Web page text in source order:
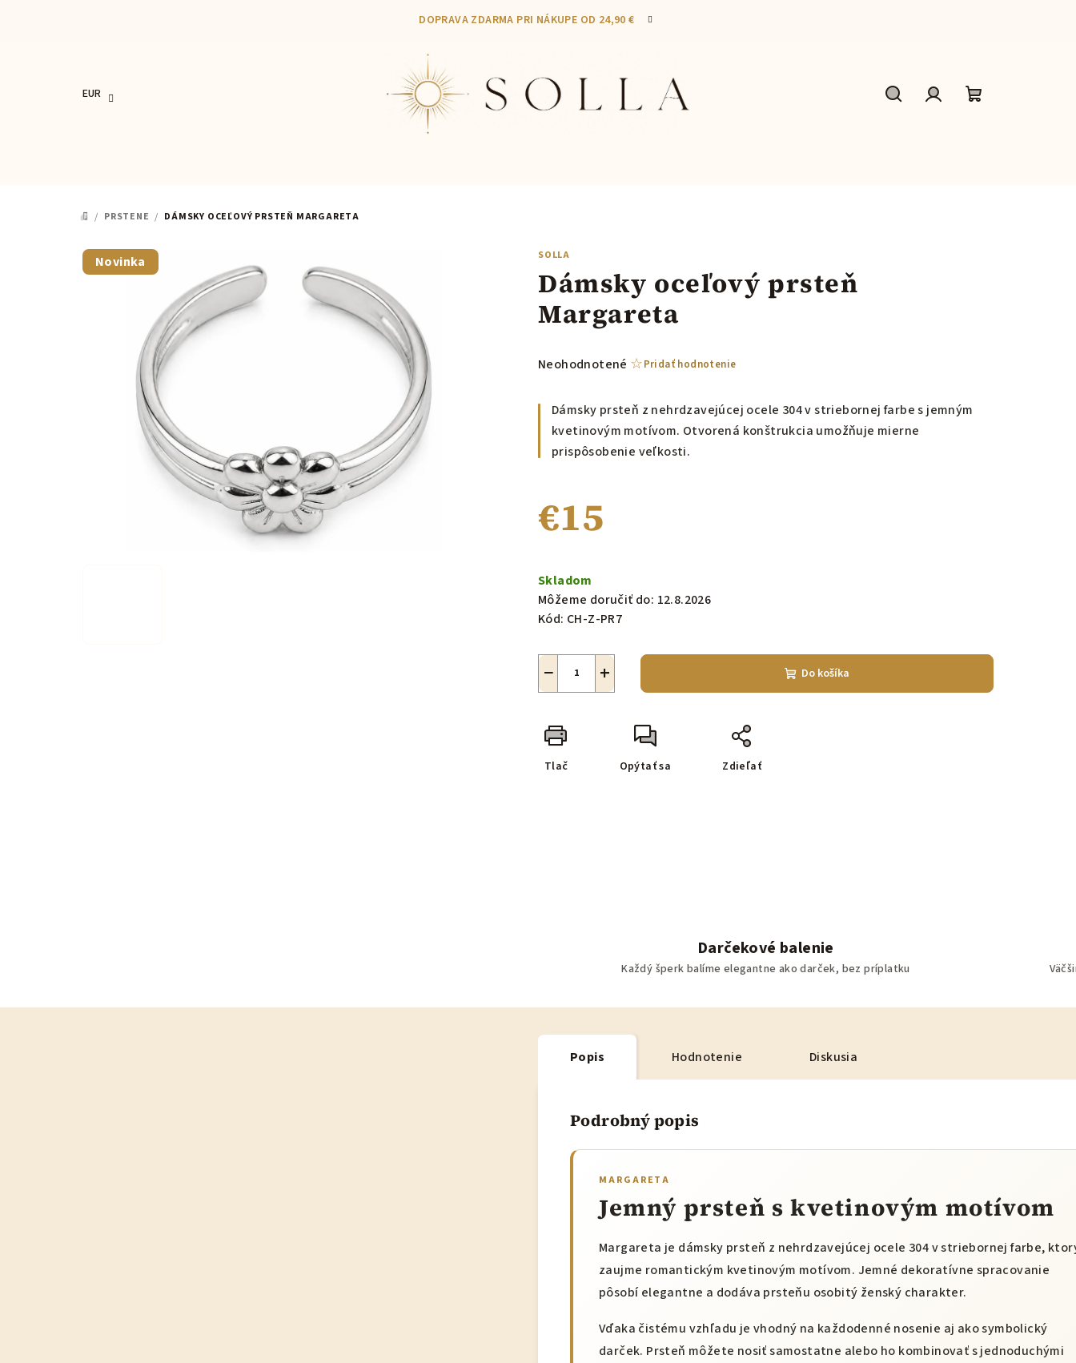
DOPRAVA ZDARMA PRI NÁKUPE OD 24,90 €
EUR
DOMOV
/ PRSTENE / DÁMSKY OCEĽOVÝ PRSTEŇ MARGARETA
SOLLA
Dámsky oceľový prsteň
Margareta
Priemerné
produktu
0,0
z
Neohodnotené Pridať hodnotenie
Dámsky prsteň z nehrdzavejúcej ocele 304 v striebornej farbe s jemným
kvetinovým motívom. Otvorená konštrukcia umožňuje mierne
prispôsobenie veľkosti.
€15
cena:
Skladom
Môžeme doručiť do: 12.8.2026
Kód: CH-Z-PR7
+
− Do košíka
Tlač Opýtať sa Zdieľať
Novinka
Darčekové balenie
Každý šperk balíme elegantne ako darček, bez príplatku
Popis Hodnotenie Diskusia
Podrobný popis
MARGARETA
Jemný prsteň s kvetinovým motívom
Margareta je dámsky prsteň z nehrdzavejúcej ocele 304 v striebornej farbe,
zaujme romantickým kvetinovým motívom. Jemné dekoratívne spracovanie
pôsobí elegantne a dodáva prsteňu osobitý ženský charakter.
Vďaka čistému vzhľadu je vhodný na každodenné nosenie aj ako symbolický
darček. Prsteň môžete nosiť samostatne alebo ho kombinovať s jednoduchými